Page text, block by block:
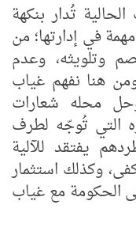
تُدار بنكهة
في إدارتها؛ من
وتلويثه، وعدم
هنا نفهم غياب
وحل محله شعارات
التي تُوجّه لطرف
يفتقد للآلية
وكذلك استثمار
الحكومة مع غياب